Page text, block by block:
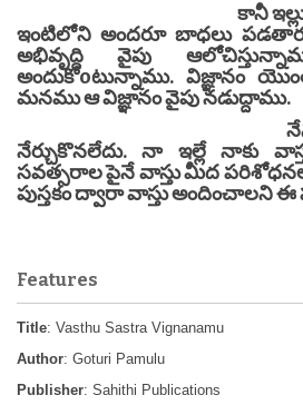
కానీ ఇల్లు వాస్తు
ఇంటిలోని అందరూ బాధలు
అభివృద్ధి వైపు
అందుకోoటున్నాము. విజ్ఞానం
మనము ఆ విజ్ఞానం వైపు నడుద్దాము.
నేను వాస్తు ఏ
నేర్చుకొనలేదు. నా ఇల్లే నాకు
సవత్సరాల పైనే వాస్తు మీద
పుస్తకం ద్వారా వాస్తు అందించాలని ఈ
-గోటూరి
Features
Title: Vasthu Sastra Vignanamu
Author: Goturi Pamulu
Publisher: Sahithi Publications